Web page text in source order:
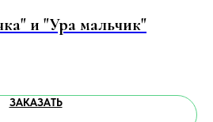
и "Ура мальчик"
ЗАКАЗАТЬ